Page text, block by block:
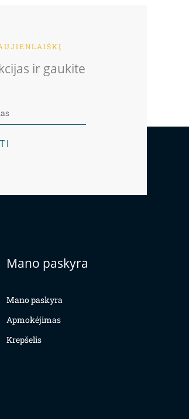
ir gaukite
Mano paskyra
Mano paskyra
Apmokėjimas
Krepšelis